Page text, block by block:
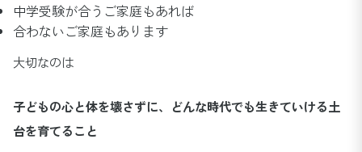
中学受験が合うご家庭もあれば
合わないご家庭もあります
大切なのは
子どもの心と体を壊さずに、どんな時代でも生きていける土
台を育てること